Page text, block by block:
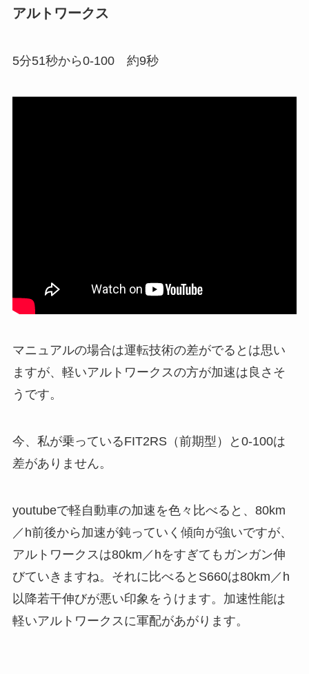
アルトワークス
5分51秒から0-100 約9秒
マニュアルの場合は運転技術の差がでるとは思い
ますが、軽いアルトワークスの方が加速は良さそ
うです。
今、私が乗っているFIT2RS（前期型）と0-100は
差がありません。
youtubeで軽自動車の加速を色々比べると、80km
／h前後から加速が鈍っていく傾向が強いですが、
アルトワークスは80km／hをすぎてもガンガン伸
びていきますね。それに比べるとS660は80km／h
以降若干伸びが悪い印象をうけます。加速性能は
軽いアルトワークスに軍配があがります。